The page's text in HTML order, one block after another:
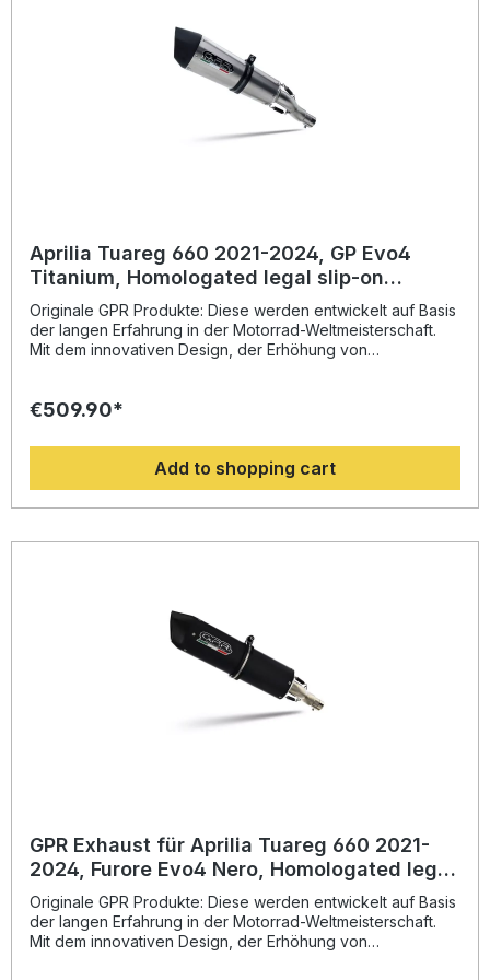
entsprechende Zubehör. Homologated slip-on exhaust
including removable db killer and link pipeZulassung:
YesLieferzeit: ca. 14 Tage
Aprilia Tuareg 660 2021-2024, GP Evo4
Titanium, Homologated legal slip-on
exhaust including removable db killer and
link pipe
Originale GPR Produkte: Diese werden entwickelt auf Basis
der langen Erfahrung in der Motorrad-Weltmeisterschaft.
Mit dem innovativen Design, der Erhöhung von
Fahrzeug deutlich auf und erhalten ein perfektes Preis-
eine hörbare Soundverbesserung zur Serie, die Sie beim
Fahren geniessen können. Der Hersteller ist DIN zertifiziert
und garantiert somit eine gleichbleibend hohe Qualität
seiner Produkte, von der Sie als Kunde profitieren.
Montageempfehlungen: GPR Produkte sind Plug and Play.
entsprechende Zubehör. Homologated slip-on exhaust
including removable db killer and link pipeZulassung:
YesLieferzeit: 7 > 10 Working days
€509.90*
Add to shopping cart
GPR Exhaust für Aprilia Tuareg 660 2021-
2024, Furore Evo4 Nero, Homologated legal
slip-on exhaust including removable db
killer
Originale GPR Produkte: Diese werden entwickelt auf Basis
der langen Erfahrung in der Motorrad-Weltmeisterschaft.
Mit dem innovativen Design, der Erhöhung von